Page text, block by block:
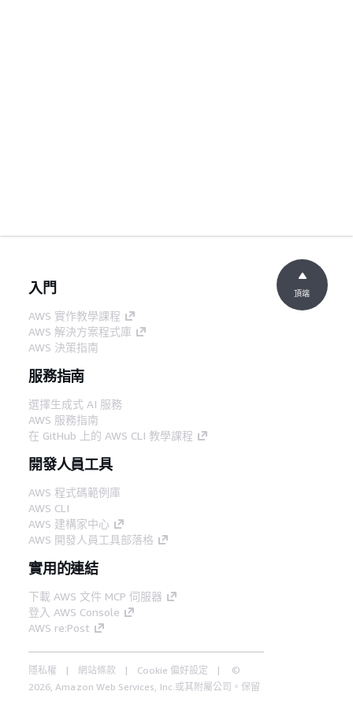
入門
AWS 實作教學課程
AWS 解決方案程式庫
AWS 決策指南
服務指南
選擇生成式 AI 服務
AWS 服務指南
在 GitHub 上的 AWS CLI 教學課程
開發人員工具
AWS 程式碼範例庫
AWS CLI
AWS 建構家中心
AWS 開發人員工具部落格
實用的連結
下載 AWS 文件 MCP 伺服器
登入 AWS Console
AWS re:Post
隱私權 網站條款 Cookie 偏好設定
©
2026, Amazon Web Services, Inc.或其附屬公司。保留
頂端